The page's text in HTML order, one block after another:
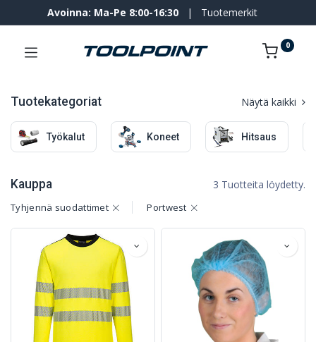
Avoinna: Ma-Pe 8:00-16:30 | Tuotemerkit
0
Tuotekategoriat Näytä kaikki
Työkalut Koneet Hitsaus
Kauppa 3 Tuotteita löydetty.
Tyhjennä suodattimet Portwest